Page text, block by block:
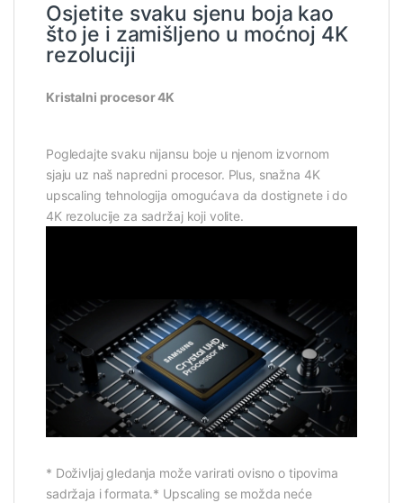
Osjetite svaku sjenu boja kao
što je i zamišljeno u moćnoj 4K
rezoluciji
Kristalni procesor 4K
Pogledajte svaku nijansu boje u njenom izvornom
sjaju uz naš napredni procesor. Plus, snažna 4K
upscaling tehnologija omogućava da dostignete i do
4K rezolucije za sadržaj koji volite.
* Doživljaj gledanja može varirati ovisno o tipovima
sadržaja i formata.* Upscaling se možda neće